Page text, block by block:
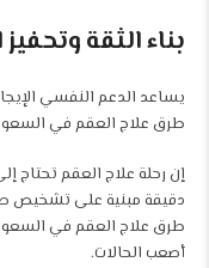
بناء الثقة وتحفيز
يساعد الدعم النفسي
طرق علاج العقم في
إن رحلة علاج العقم تحتاج
دقيقة مبنية على تشخيص
طرق علاج العقم في
أصعب الحالات.